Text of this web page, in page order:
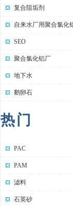
复合阻垢剂
自来水厂用聚合氯化
SEO
聚合氯化铝厂
地下水
鹅卵石
热门
PAC
PAM
滤料
石英砂